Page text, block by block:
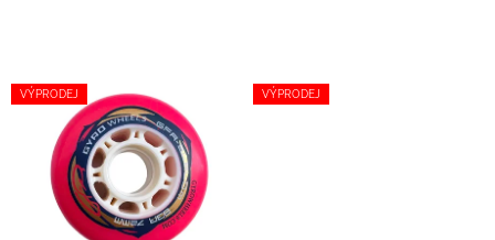
VÝPRODEJ VÝPRODEJ